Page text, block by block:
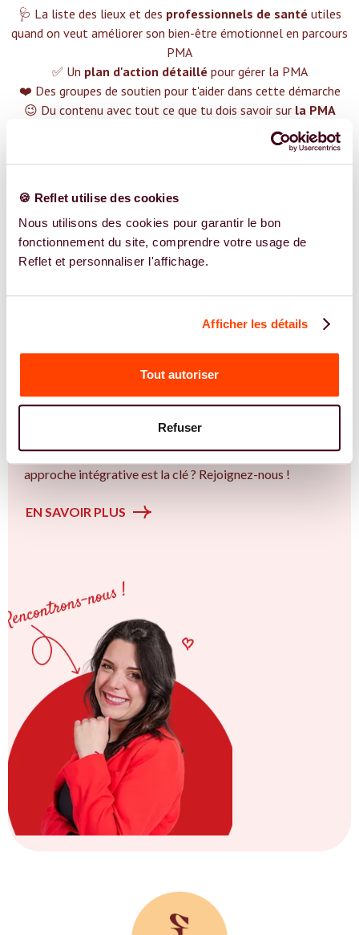
🍪 Reflet utilise des cookies
Nous utilisons des cookies pour garantir le bon
fonctionnement du site, comprendre votre usage de
Reflet et personnaliser l'affichage.
Afficher les détails
Tout autoriser
Refuser
🩺 La liste des lieux et des professionnels de santé utiles
quand on veut améliorer son bien-être émotionnel en parcours
PMA
✅ Un plan d'action détaillé pour gérer la PMA
❤️ Des groupes de soutien pour t'aider dans cette démarche
😉 Du contenu avec tout ce que tu dois savoir sur la PMA
Vous êtes Psychologue expert.e.s en PMA ?
Vous êtes Psychologue spécialiste dans dans
l'accompagnement des femmes et des couples sur la
thématique de la fertilité et particulièrement sur la
options pour avancer sereinement. Vous êtes à Angers ou
en Pays de la Loire et vous êtes convaincu.e qu'une
approche intégrative est la clé ? Rejoignez-nous !
EN SAVOIR PLUS